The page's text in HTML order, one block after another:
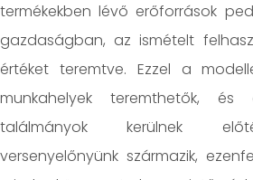
termékekben lévő erőforrások
gazdaságban, az ismételt
értéket teremtve. Ezzel a
munkahelyek teremthetők,
találmányok kerülnek
versenyelőnyünk származik,